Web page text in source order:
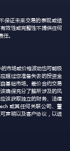
保证未来交易的表现或结
效性或完整性不提供任何
。
市场或价格波动也可能极
超过您准备失去的投资金
基础市场。差价合约交易
确保充分了解所涉及的风
该获取独立的财务、法律
或其任何关联公司、董
声明以及客户协议，以进